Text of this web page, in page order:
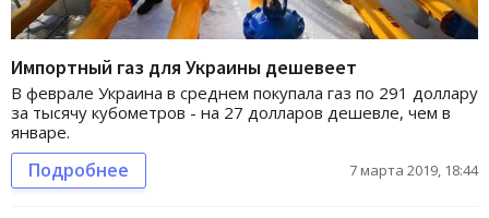
Импортный газ для Украины дешевеет
В феврале Украина в среднем покупала газ по 291 доллару
за тысячу кубометров - на 27 долларов дешевле, чем в
январе.
Подробнее 7 марта 2019, 18:44